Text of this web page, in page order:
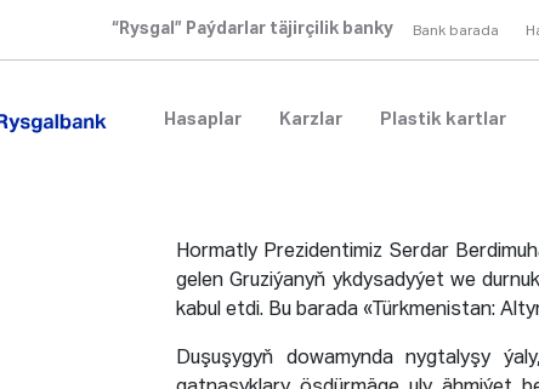
“Rysgal” Paýdarlar täjirçilik banky Bank barada
Hasaplar Karzlar Plastik kartlar
Hormatly Prezidentimiz Serdar
gelen Gruziýanyň ykdysadyýet we
kabul etdi. Bu barada «Türkmenistan:
Duşuşygyň dowamynda nygtalyşy